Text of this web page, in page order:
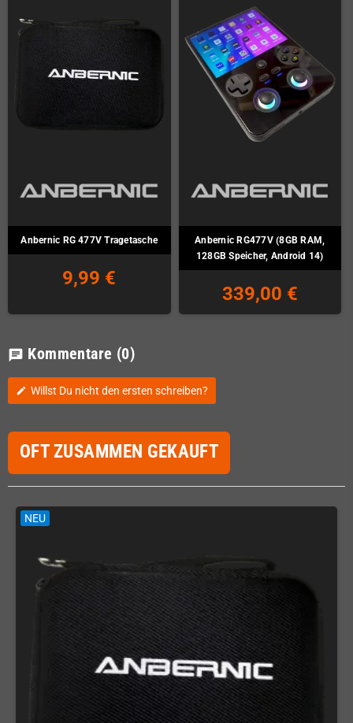
Anbernic RG 477V Tragetasche
9,99 €
Anbernic RG477V (8GB RAM,
128GB Speicher, Android 14)
339,00 €
chat Kommentare (0)
edit Willst Du nicht den ersten schreiben?
OFT ZUSAMMEN GEKAUFT
NEU